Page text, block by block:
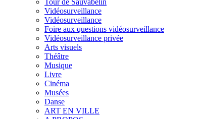
Vidéosurveillance
Vidéosurveillance
Foire aux questions vidéosurveillance
Vidéosurveillance privée
Arts visuels
Théâtre
Musique
Livre
Cinéma
Musées
Danse
ART EN VILLE